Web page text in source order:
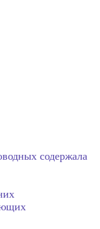
содержала